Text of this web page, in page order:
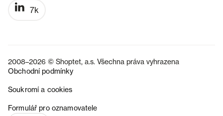
7k
2008–2026 © Shoptet, a.s. Všechna práva vyhrazena
Obchodní podmínky
Soukromí a cookies
Formulář pro oznamovatele